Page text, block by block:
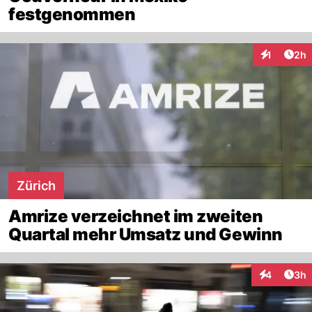
festgenommen
1 2h
Zürich
Amrize verzeichnet im zweiten
Quartal mehr Umsatz und Gewinn
4 3h